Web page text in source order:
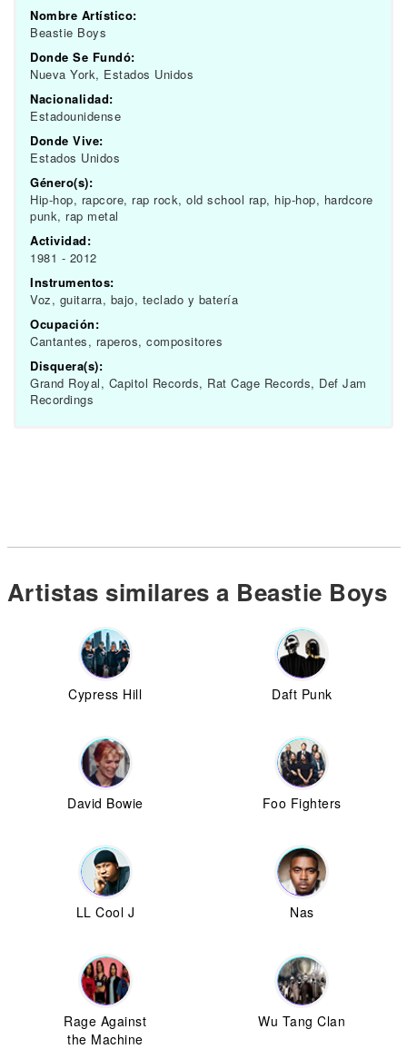
Nombre Artístico:
Beastie Boys
Donde Se Fundó:
Nueva York, Estados Unidos
Nacionalidad:
Estadounidense
Donde Vive:
Estados Unidos
Género(s):
Hip-hop, rapcore, rap rock, old school rap, hip-hop, hardcore
punk, rap metal
Actividad:
1981 - 2012
Instrumentos:
Voz, guitarra, bajo, teclado y batería
Ocupación:
Cantantes, raperos, compositores
Disquera(s):
Grand Royal, Capitol Records, Rat Cage Records, Def Jam
Recordings
Artistas similares a Beastie Boys
Cypress Hill Daft Punk
David Bowie Foo Fighters
LL Cool J Nas
Rage Against
the Machine
Wu Tang Clan